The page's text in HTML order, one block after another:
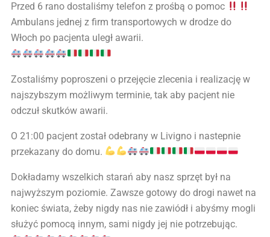
Przed 6 rano dostaliśmy telefon z prośbą o pomoc
Ambulans jednej z firm transportowych w drodze do
Włoch po pacjenta uległ awarii.
Zostaliśmy poproszeni o przejęcie zlecenia i realizację w
najszybszym możliwym terminie, tak aby pacjent nie
odczuł skutków awarii.
O 21:00 pacjent został odebrany w Livigno i nastepnie
przekazany do domu.
Dokładamy wszelkich starań aby nasz sprzęt był na
najwyższym poziomie. Zawsze gotowy do drogi nawet na
koniec świata, żeby nigdy nas nie zawiódł i abyśmy mogli
służyć pomocą innym, sami nigdy jej nie potrzebując.